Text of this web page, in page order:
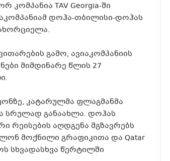
TAV Georgia-ში
დოჰა-თბილისი-დოჰას
გამო, ავიაკომპანიის
მიმდინარე წლის 27
კატარულმა ფლაგმანმა
სრულად განაახლა. დოჰას
აღდგენა მგზავრებს
მოქნილი გრაფიკითა და Qatar
სხვადასხვა წერტილში